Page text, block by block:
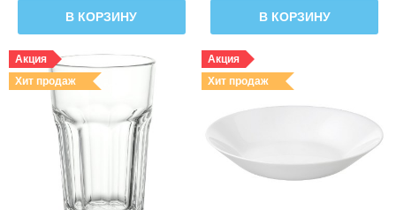
В КОРЗИНУ В КОРЗИНУ
Акция
Хит продаж
Акция
Хит продаж